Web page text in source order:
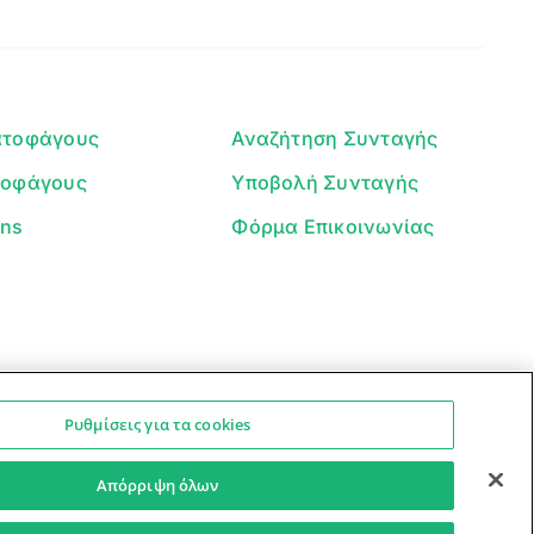
Αναζήτηση Συνταγής
Υποβολή Συνταγής
Φόρμα Επικοινωνίας
Προστασία Προσωπικών Δεδομένων
Ο βοηθός μπορεί να κάνει λάθη — ελέγξτε τις συνταγές.
Ρυθμίσεις για τα cookies
Απόρριψη όλων